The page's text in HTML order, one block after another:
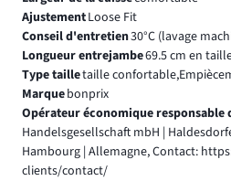
AjustementLoose Fit
Conseil d'entretien30°C (lavage
Longueur entrejambe69.5 cm en
Type tailletaille
Marquebonprix
Opérateur économique responsable
Handelsgesellschaft mbH |
Hambourg | Allemagne, Contact:
clients/contact/